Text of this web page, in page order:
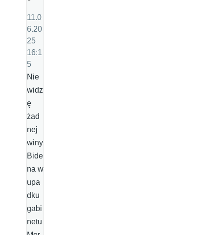
11.0
6.20
25
16:1
5
Nie
widz
ę
żad
nej
winy
Bide
na w
upa
dku
gabi
netu